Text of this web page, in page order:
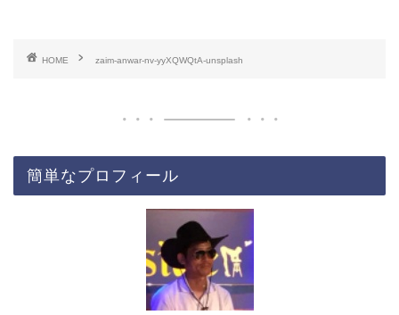
HOME zaim-anwar-nv-yyXQWQtA-unsplash
簡単なプロフィール